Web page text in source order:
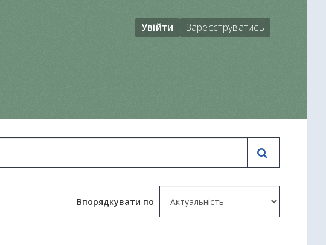
Увійти Зареєструватись
Впорядкувати по